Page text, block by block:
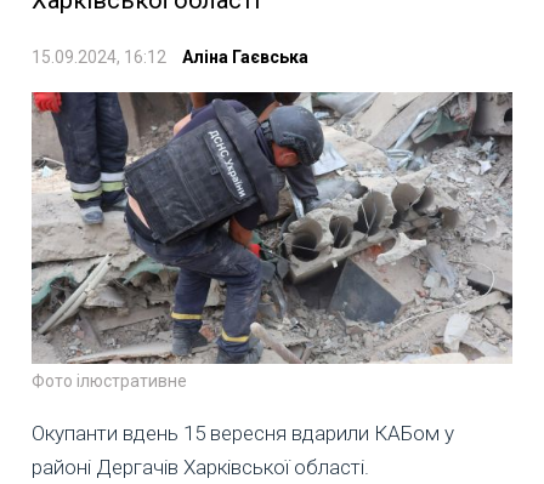
15.09.2024, 16:12 Аліна Гаєвська
Фото ілюстративне
Окупанти вдень 15 вересня вдарили КАБом у
районі Дергачів Харківської області.